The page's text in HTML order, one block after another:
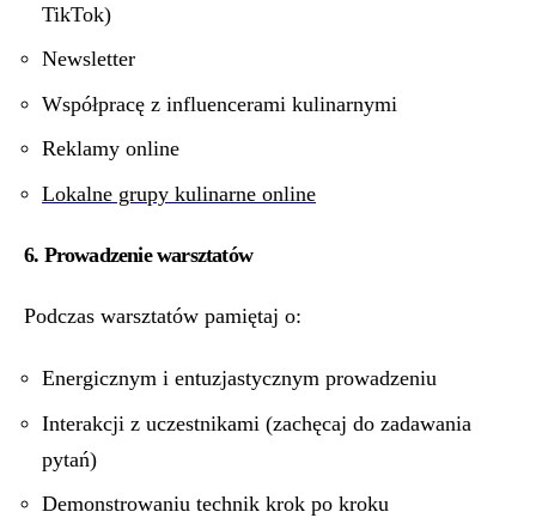
TikTok)
Newsletter
Współpracę z influencerami kulinarnymi
Reklamy online
Lokalne grupy kulinarne online
6. Prowadzenie warsztatów
Podczas warsztatów pamiętaj o:
Energicznym i entuzjastycznym prowadzeniu
Interakcji z uczestnikami (zachęcaj do zadawania
pytań)
Demonstrowaniu technik krok po kroku